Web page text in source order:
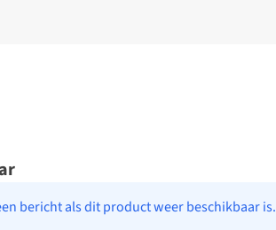
bericht als dit product weer beschikbaar is.